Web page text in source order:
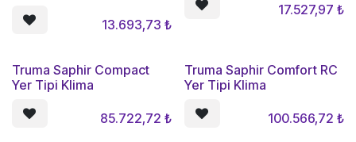
13.693,73 ₺
17.527,97 ₺
Truma Saphir Compact
Yer Tipi Klima
85.722,72 ₺
Truma Saphir Comfort RC
Yer Tipi Klima
100.566,72 ₺